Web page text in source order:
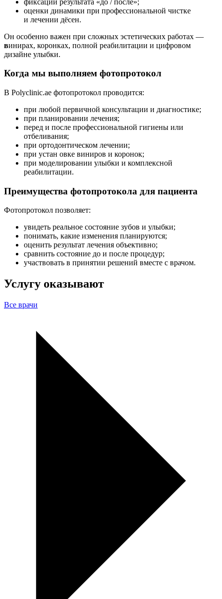
оценки динамики при профессиональной чистке
и лечении дёсен.
Он особенно важен при сложных эстетических работах —
винирах, коронках, полной реабилитации и цифровом
дизайне улыбки.
Когда мы выполняем фотопротокол
В Polyclinic.ae фотопротокол проводится:
при любой первичной консультации и диагностике;
при планировании лечения;
перед и после профессиональной гигиены или
отбеливания;
при ортодонтическом лечении;
при устан овке виниров и коронок;
при моделировании улыбки и комплексной
реабилитации.
Преимущества фотопротокола для пациента
Фотопротокол позволяет:
увидеть реальное состояние зубов и улыбки;
понимать, какие изменения планируются;
оценить результат лечения объективно;
сравнить состояние до и после процедур;
участвовать в принятии решений вместе с врачом.
Услугу оказывают
Все врачи